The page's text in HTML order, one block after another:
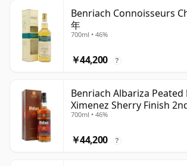
Benriach Connoisseurs
年
700ml • 46%
￥44,200 ?
Benriach Albariza Peated
Ximenez Sherry Finish
700ml • 46%
￥44,200 ?